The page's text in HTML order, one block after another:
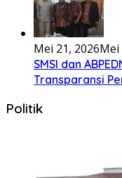
Mei 21, 2026Mei
SMSI dan
Transparansi
Politik